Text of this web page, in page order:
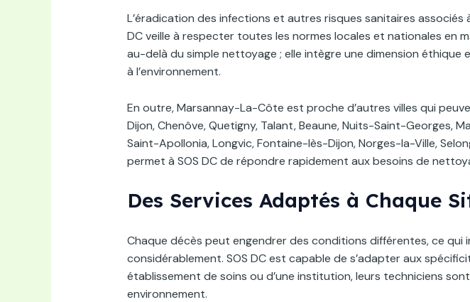
L’éradication des infections et autres risques sanitaires
DC veille à respecter toutes les normes locales et nationales en
au-delà du simple nettoyage ; elle intègre une dimension
à l’environnement.
En outre, Marsannay-La-Côte est proche d’autres villes qui
Dijon, Chenôve, Quetigny, Talant, Beaune, Nuits-Saint-Georges,
Saint-Apollonia, Longvic, Fontaine-lès-Dijon, Norges-la-Ville,
permet à SOS DC de répondre rapidement aux besoins de
Des Services Adaptés à Chaque
Chaque décès peut engendrer des conditions différentes, ce
considérablement. SOS DC est capable de s’adapter aux
établissement de soins ou d’une institution, leurs techniciens
environnement.